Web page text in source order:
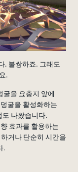
. 불쌍하죠. 그래도
.
굴을 요충지 앞에
굴을 활성화하는
도 나왔습니다.
효과를 활용하는
거나 단순히 시간을
.